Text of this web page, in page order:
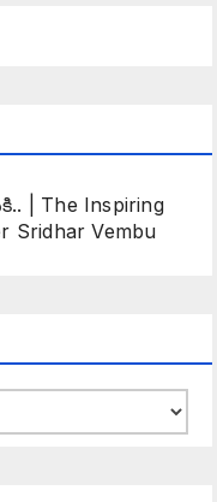
| The Inspiring
Sridhar Vembu